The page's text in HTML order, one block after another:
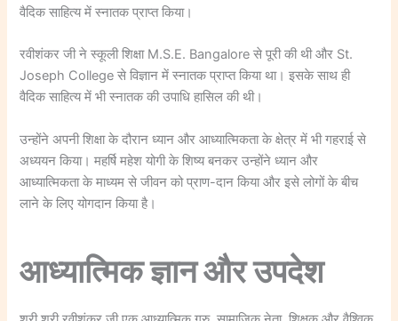
वैदिक साहित्य में स्नातक प्राप्त किया।
रवीशंकर जी ने स्कूली शिक्षा M.S.E. Bangalore से पूरी की थी और St.
Joseph College से विज्ञान में स्नातक प्राप्त किया था। इसके साथ ही
वैदिक साहित्य में भी स्नातक की उपाधि हासिल की थी।
उन्होंने अपनी शिक्षा के दौरान ध्यान और आध्यात्मिकता के क्षेत्र में भी गहराई से
अध्ययन किया। महर्षि महेश योगी के शिष्य बनकर उन्होंने ध्यान और
आध्यात्मिकता के माध्यम से जीवन को प्राण-दान किया और इसे लोगों के बीच
लाने के लिए योगदान किया है।
आध्यात्मिक ज्ञान और उपदेश